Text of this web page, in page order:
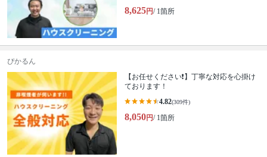
8,625円/ 1箇所
ぴかるん
【お任せください❗️】丁寧な対応を心掛け
ております！
4.82(309件)
8,050円/ 1箇所